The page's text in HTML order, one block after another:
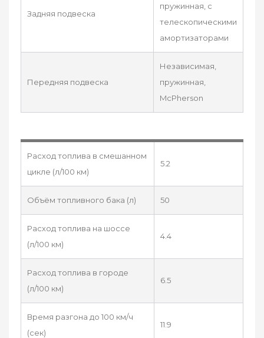
Задняя подвеска
пружинная, с
телескопическими
амортизаторами
Передняя подвеска
Независимая,
пружинная,
McPherson
Расход топлива в смешанном
цикле (л/100 км)
5.2
Объём топливного бака (л) 50
Расход топлива на шоссе
(л/100 км)
4.4
Расход топлива в городе
(л/100 км)
6.5
Время разгона до 100 км/ч
(сек)
11.9